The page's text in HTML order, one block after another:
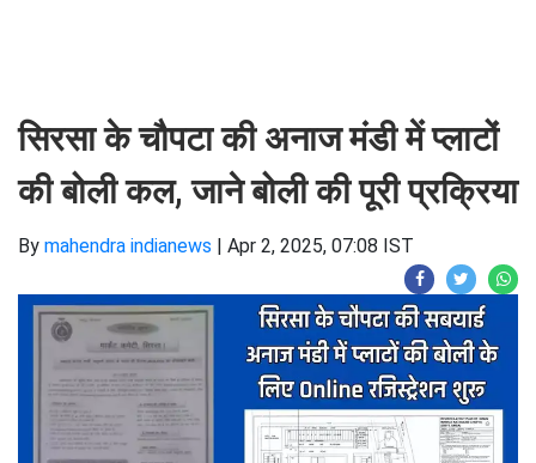
सिरसा के चौपटा की अनाज मंडी में प्लाटों
की बोली कल, जाने बोली की पूरी प्रक्रिया
By mahendra indianews | Apr 2, 2025, 07:08 IST